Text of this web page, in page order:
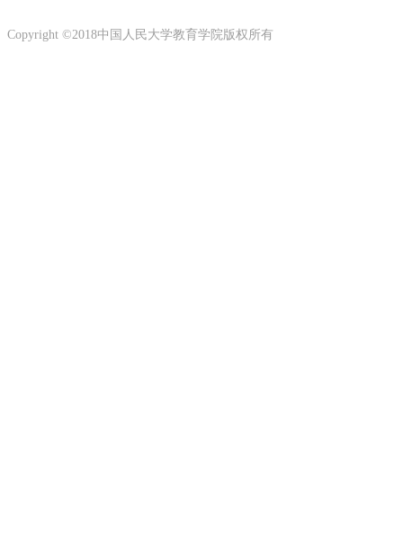
Copyright ©2018中国人民大学教育学院版权所有